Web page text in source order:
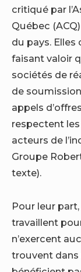
critiqué par
Québec
du pays. Elles
faisant valoir
sociétés de
de
appels
respectent
acteurs de
Groupe
texte).
Pour leur
travaillent
n’exercent
trouvent dans